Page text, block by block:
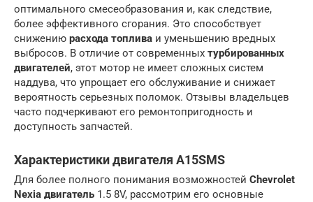
оптимального смесеобразования и, как следствие,
более эффективного сгорания. Это способствует
снижению расхода топлива и уменьшению вредных
выбросов. В отличие от современных турбированных
двигателей, этот мотор не имеет сложных систем
наддува, что упрощает его обслуживание и снижает
вероятность серьезных поломок. Отзывы владельцев
часто подчеркивают его ремонтопригодность и
доступность запчастей.
Характеристики двигателя A15SMS
Для более полного понимания возможностей Chevrolet
Nexia двигатель 1.5 8V, рассмотрим его основные